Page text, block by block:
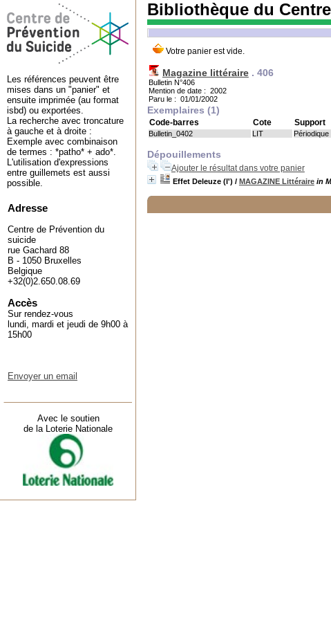
Bibliothèque du
Magazine littéraire. 406
Bulletin N°406
Mention de date : 2002
Paru le : 01/01/2002
Exemplaires (1)
Code-barres Cote Support
Bulletin_0402 LIT Périodique
Dépouillements
Ajouter le résultat dans votre panier
Effet Deleuze (l') / MAGAZINE Littéraire in
Les références peuvent être
mises dans un "panier" et
ensuite imprimée (au format
isbd) ou exportées.
La recherche avec troncature
à gauche et à droite :
Exemple avec combinaison
de termes : *patho* + ado*.
L'utilisation d'expressions
entre guillemets est aussi
possible.
Adresse
Centre de Prévention du
suicide
rue Gachard 88
B - 1050 Bruxelles
Belgique
+32(0)2.650.08.69
Accès
Sur rendez-vous
lundi, mardi et jeudi de 9h00 à
15h00
Envoyer un email
Avec le soutien
de la Loterie Nationale